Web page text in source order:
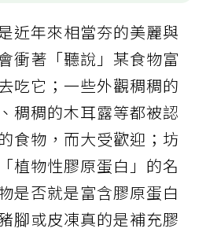
近年來相當夯的美麗與
衝著「聽說」某食物富
吃它；一些外觀稠稠的
稠稠的木耳露等都被認
食物，而大受歡迎；坊
植物性膠原蛋白」的名
是否就是富含膠原蛋白
腳或皮凍真的是補充膠